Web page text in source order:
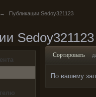
→ Публикации Sedoy321123
Sedoy321123
Сортировать
По вашему